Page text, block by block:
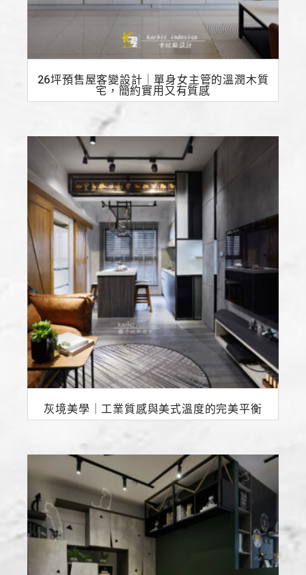
26坪預售屋客變設計｜單身女主管的溫潤木質
宅，簡約實用又有質感
灰境美學｜工業質感與美式溫度的完美平衡